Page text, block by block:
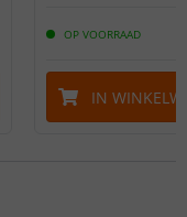
OP VOORRAAD
IN